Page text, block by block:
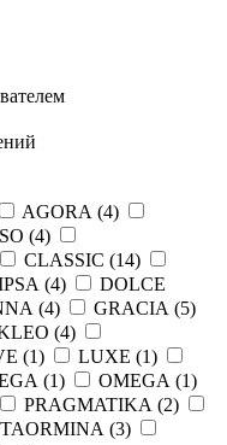
AGORA (4)
(4)
CLASSIC (14)
(4)
DOLCE
(4) GRACIA (5)
(4)
(1) LUXE (1)
(1) OMEGA (1)
PRAGMATIKA (2)
TAORMINA (3)